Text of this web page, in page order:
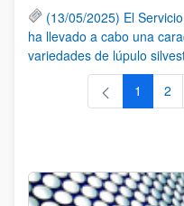
(13/05/2025) El
ha llevado a cabo una
variedades de lúpulo
Página
1 2